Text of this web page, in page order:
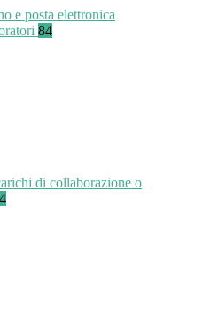
e posta elettronica
84
di collaborazione o